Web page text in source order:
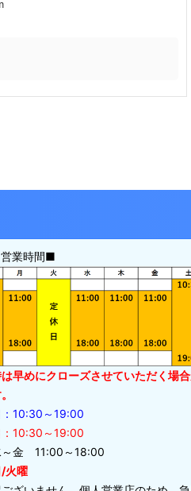
業時間■
早めにクローズさせていただく場
：10:30～19:00
：10:30～19:00
～金 11:00～18:00
火曜